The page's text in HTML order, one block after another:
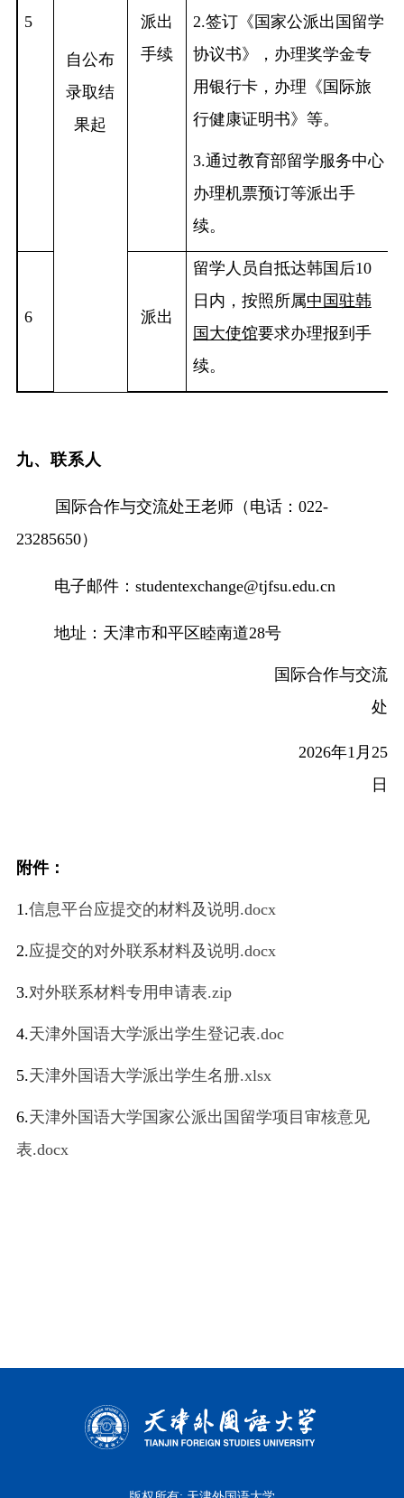
5
自公布
录取结
果起
派出
手续
2.签订《国家公派出国留学
协议书》，办理奖学金专
用银行卡，办理《国际旅
行健康证明书》等。
3.通过教育部留学服务中心
办理机票预订等派出手
续。
6 派出
留学人员自抵达韩国后10
日内，按照所属中国驻韩
国大使馆要求办理报到手
续。
九、联系人
国际合作与交流处王老师（ 电话： 022-
23285650）
电子邮件： studentexchange@tjfsu.edu.cn
地址 ： 天津市和平区睦南道28号
国际合作与交流
处
2026年1 月25
日
附件：
1.信息平台应提交的材料及说明.docx
2.应提交的对外联系材料及说明.docx
3.对外联系材料专用申请表.zip
4.天津外国语大学派出学生登记表.doc
5.天津外国语大学派出学生名册.xlsx
6.天津外国语大学国家公派出国留学项目审核意见
表.docx